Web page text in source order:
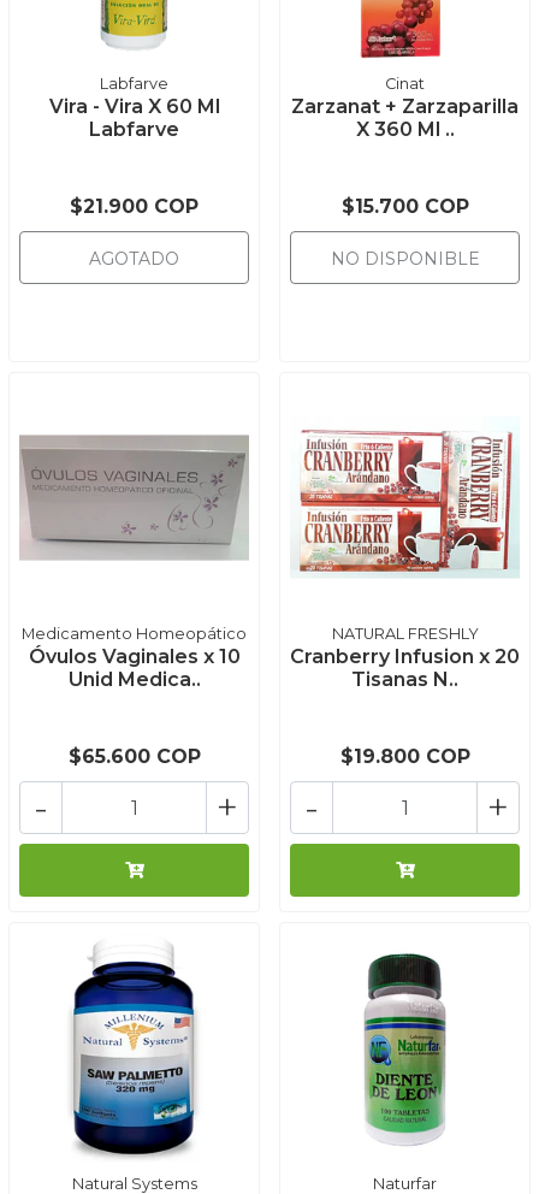
Labfarve
Vira - Vira X 60 Ml
Labfarve
$21.900 COP
AGOTADO
Cinat
Zarzanat + Zarzaparilla
X 360 Ml ..
$15.700 COP
NO DISPONIBLE
Medicamento Homeopático
Óvulos Vaginales x 10
Unid Medica..
$65.600 COP
+
-
NATURAL FRESHLY
Cranberry Infusion x 20
Tisanas N..
$19.800 COP
+
-
Natural Systems Naturfar